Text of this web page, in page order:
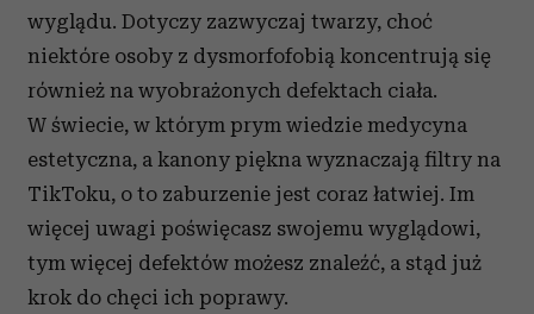
wyglądu. Dotyczy zazwyczaj twarzy, choć
niektóre osoby z dysmorfofobią koncentrują się
również na wyobrażonych defektach ciała.
W świecie, w którym prym wiedzie medycyna
estetyczna, a kanony piękna wyznaczają filtry na
TikToku, o to zaburzenie jest coraz łatwiej. Im
więcej uwagi poświęcasz swojemu wyglądowi,
tym więcej defektów możesz znaleźć, a stąd już
krok do chęci ich poprawy.